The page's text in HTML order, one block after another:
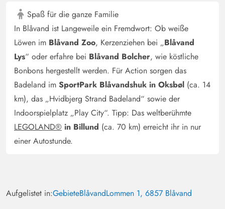
Spaß für die ganze Familie
In Blåvand ist Langeweile ein Fremdwort: Ob weiße
Löwen im Blåvand Zoo, Kerzenziehen bei „Blåvand
Lys“ oder erfahre bei Blåvand Bolcher, wie köstliche
Bonbons hergestellt werden. Für Action sorgen das
Badeland im SportPark Blåvandshuk in Oksbøl (ca. 14
km), das „Hvidbjerg Strand Badeland“ sowie der
Indoorspielplatz „Play City“. Tipp: Das weltberühmte
LEGOLAND® in Billund (ca. 70 km) erreicht ihr in nur
einer Autostunde.
Aufgelistet in:GebieteBlåvandLommen 1, 6857 Blåvand